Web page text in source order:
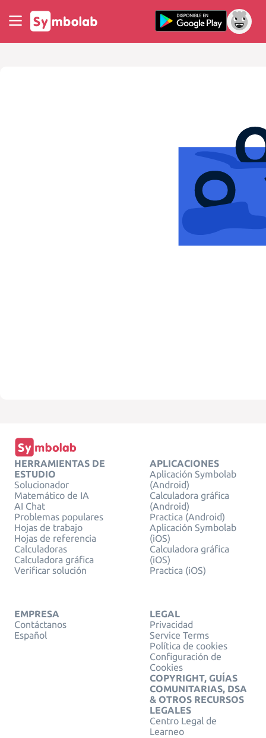
HERRAMIENTAS DE
ESTUDIO
Solucionador
Matemático de IA
AI Chat
Problemas populares
Hojas de trabajo
Hojas de referencia
Calculadoras
Calculadora gráfica
Verificar solución
APLICACIONES
Aplicación Symbolab
(Android)
Calculadora gráfica
(Android)
Practica (Android)
Aplicación Symbolab
(iOS)
Calculadora gráfica
(iOS)
Practica (iOS)
EMPRESA
Contáctanos
Español
LEGAL
Privacidad
Service Terms
Política de cookies
Configuración de
Cookies
COPYRIGHT, GUÍAS
COMUNITARIAS, DSA
& OTROS RECURSOS
LEGALES
Centro Legal de
Learneo